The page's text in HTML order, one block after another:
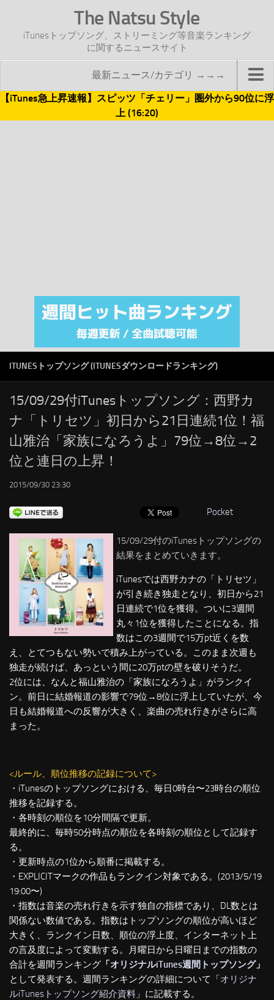
The Natsu Style
iTunesトップソング、ストリーミング等音楽ランキング
に関するニュースサイト
最新ニュース/カテゴリ →→→
TOP
注目カテゴリ
オリジナルiTunes週間トップソング
RSS
LINKS
【iTunes急上昇速報】スピッツ「チェリー」圏外から90位に浮
上 (16:20)
ITUNESトップソング (ITUNESダウンロードランキング)
15/09/29付iTunesトップソング：西野カ
ナ「トリセツ」初日から21日連続1位！福
山雅治「家族になろうよ」79位→8位→2
位と連日の上昇！
2015/09/30 23:30
Pocket
15/09/29付のiTunesトップソングの
結果をまとめていきます。
iTunesでは西野カナの「トリセツ」
が引き続き独走となり、初日から21
日連続で1位を獲得。ついに3週間
丸々1位を獲得したことになる。指
数はこの3週間で15万pt近くを数
え、とてつもない勢いで積み上がっている。このまま次週も
独走が続けば、あっという間に20万ptの壁を破りそうだ。
2位には、なんと福山雅治の「家族になろうよ」がランクイ
ン。前日に結婚報道の影響で79位→8位に浮上していたが、今
日も結婚報道への反響が大きく、楽曲の売れ行きがさらに高
まった。
<ルール、順位推移の記録について>
・iTunesのトップソングにおける、毎日0時台〜23時台の順位
推移を記録する。
・各時刻の順位を10分間隔で更新。
最終的に、毎時50分時点の順位を各時刻の順位として記録す
る。
・更新時点の1位から順番に掲載する。
・EXPLICITマークの作品もランクイン対象である。(2013/5/19
19:00〜)
・指数は音楽の売れ行きを示す独自の指標であり、DL数とは
関係ない数値である。指数はトップソングの順位が高いほど
大きく、ランクイン日数、順位の浮上度、インターネット上
の言及度によって変動する。月曜日から日曜日までの指数の
合計を週間ランキング 「オリジナルiTunes週間トップソング」
として発表する。週間ランキングの詳細について「オリジナ
ルiTunesトップソング紹介資料 」に記載する。